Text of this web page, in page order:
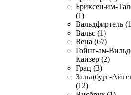
Бриксен-им-
(1)
Вальдфиртель
Вальс (1)
Вена (67)
Гойнг-ам-
Кайзер (2)
Грац (3)
Зальцбург-
(12)